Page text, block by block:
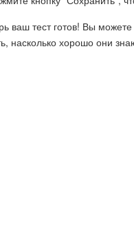
ваш тест готов! Вы
насколько хорошо они